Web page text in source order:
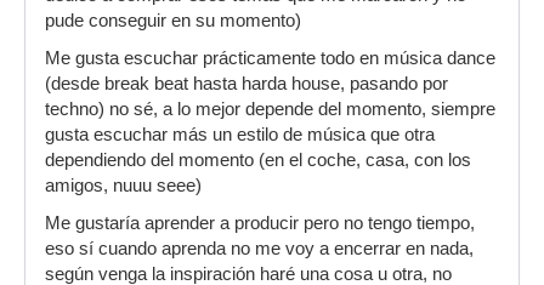
pude conseguir en su momento)
Me gusta escuchar prácticamente todo en música dance
(desde break beat hasta harda house, pasando por
techno) no sé, a lo mejor depende del momento, siempre
gusta escuchar más un estilo de música que otra
dependiendo del momento (en el coche, casa, con los
amigos, nuuu seee)
Me gustaría aprender a producir pero no tengo tiempo,
eso sí cuando aprenda no me voy a encerrar en nada,
según venga la inspiración haré una cosa u otra, no